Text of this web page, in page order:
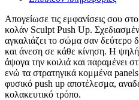
Απογείωσε τις εμφανίσεις σου
κολάν Sculpt Push Up.
αγκαλιάζει το σώμα σαν δεύτερο
και άνεση σε κάθε κίνηση. Η
άψογα την κοιλιά και παραμένει
ενώ τα στρατηγικά κομμένα
φυσικό push up αποτέλεσμα,
κολακευτικό τρόπο.